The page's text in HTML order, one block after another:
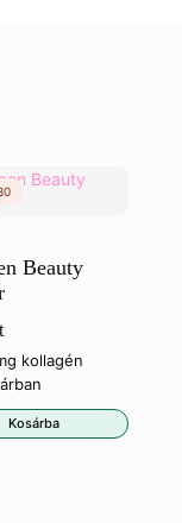
Beauty
kollagén
Kosárba